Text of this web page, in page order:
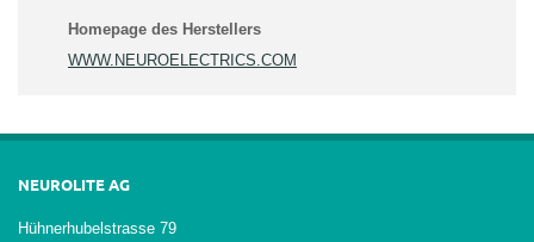
Homepage des Herstellers
WWW.NEUROELECTRICS.COM
NEUROLITE AG
Hühnerhubelstrasse 79